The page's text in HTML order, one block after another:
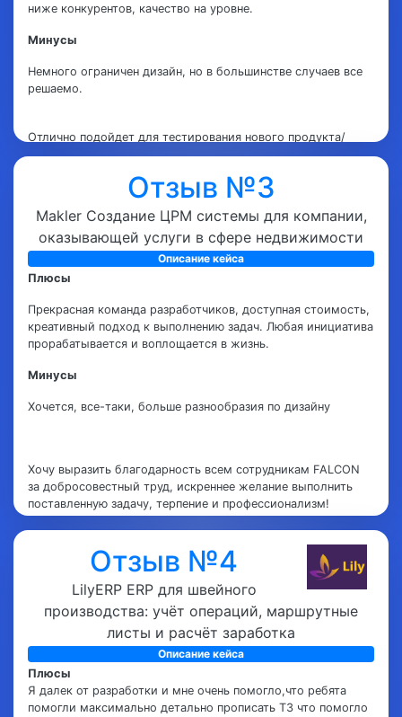
ниже конкурентов, качество на уровне.
Минусы
Немного ограничен дизайн, но в большинстве случаев все
решаемо.
Отлично подойдет для тестирования нового продукта/
проекта. MVP для стартапа. Ребята порядочные,
Отзыв №3
Makler Создание ЦРМ системы для компании,
оказывающей услуги в сфере недвижимости
Описание кейса
Плюсы
Прекрасная команда разработчиков, доступная стоимость,
креативный подход к выполнению задач. Любая инициатива
прорабатывается и воплощается в жизнь.
Минусы
Хочется, все-таки, больше разнообразия по дизайну
Хочу выразить благодарность всем сотрудникам FALCON
за добросовестный труд, искреннее желание выполнить
поставленную задачу, терпение и профессионализм!
Отзыв №4
LilyERP ERP для швейного
производства: учёт операций, маршрутные
листы и расчёт заработка
Описание кейса
Плюсы
Я далек от разработки и мне очень помогло,что ребята
помогли максимально детально прописать ТЗ что помогло